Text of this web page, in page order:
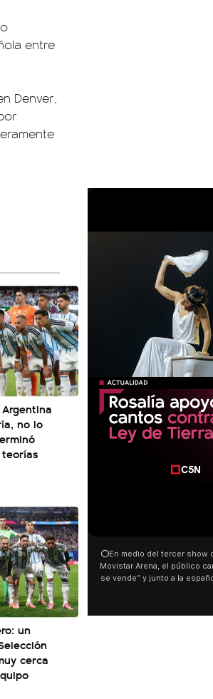
entre
Denver,
no lo
un
cerca
00:00
⭕En medio del tercer show de Rosalia en el
Movistar Arena, el público cantó “la patria no
se vende” y junto a la española. El momento
ocurrió a dos días de la votación de la Ley de